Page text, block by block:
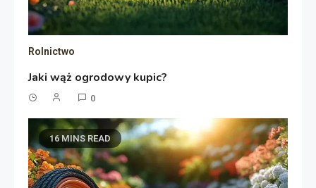
Rolnictwo
Jaki wąż ogrodowy kupic?
0
16 MINS READ